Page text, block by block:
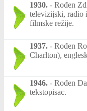
1930. - Rođen
televizijski, radio
filmske režije.
1937. - Rođen
Charlton),
1946. - Rođen
tekstopisac.